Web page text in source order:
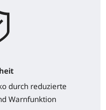
durch reduzierte
Warnfunktion